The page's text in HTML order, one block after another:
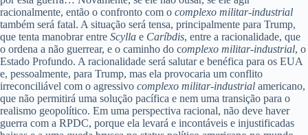
racionalmente, então o confronto com o complexo militar-industrial
também será fatal. A situação será tensa, principalmente para Trump,
que tenta manobrar entre Scylla e Caríbdis, entre a racionalidade, que
o ordena a não guerrear, e o caminho do complexo militar-industrial, o
Estado Profundo. A racionalidade será salutar e benéfica para os EUA
e, pessoalmente, para Trump, mas ela provocaria um conflito
irreconciliável com o agressivo complexo militar-industrial americano,
que não permitirá uma solução pacífica e nem uma transição para o
realismo geopolítico. Em uma perspectiva racional, não deve haver
guerra com a RPDC, porque ela levará e incontáveis e injustificadas